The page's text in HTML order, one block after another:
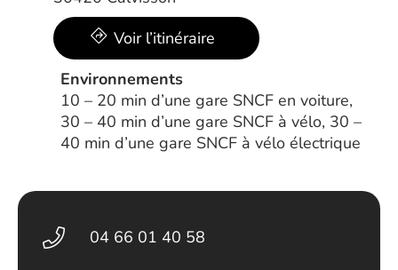
Voir l’itinéraire
Environnements
10 – 20 min d’une gare SNCF en voiture,
30 – 40 min d’une gare SNCF à vélo, 30 –
40 min d’une gare SNCF à vélo électrique
04 66 01 40 58